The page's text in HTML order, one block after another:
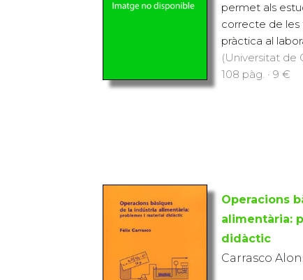
permet als
correcte de les
pràctica al
(Universitat de
108 pàg. · 9 €
Operacions
alimentària:
didàctic
Carrasco